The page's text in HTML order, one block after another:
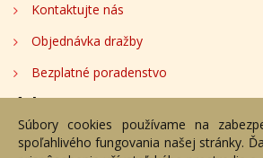
Kontaktujte nás
Objednávka dražby
Bezplatné poradenstvo
Adresa
Nižný Hrušov 333, 094 22, Slovenská
Súbory cookies používame na
spoľahlivého fungovania našej stránky.